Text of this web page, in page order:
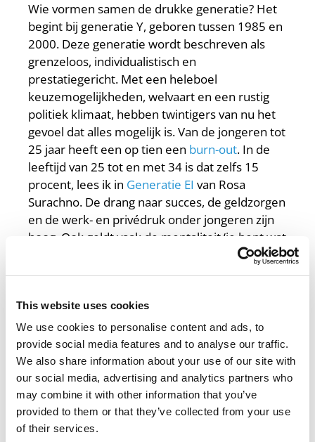
This website uses cookies
We use cookies to personalise content and ads, to
provide social media features and to analyse our traffic.
We also share information about your use of our site with
our social media, advertising and analytics partners who
may combine it with other information that you’ve
provided to them or that they’ve collected from your use
of their services.
Wie vormen samen de drukke generatie? Het
begint bij generatie Y, geboren tussen 1985 en
2000. Deze generatie wordt beschreven als
grenzeloos, individualistisch en
prestatiegericht. Met een heleboel
keuzemogelijkheden, welvaart en een rustig
politiek klimaat, hebben twintigers van nu het
gevoel dat alles mogelijk is. Van de jongeren tot
25 jaar heeft een op tien een burn-out. In de
leeftijd van 25 tot en met 34 is dat zelfs 15
procent, lees ik in Generatie EI van Rosa
Surachno. De drang naar succes, de geldzorgen
en de werk- en privédruk onder jongeren zijn
hoog. Ook geldt vaak de mentaliteit ‘je bent wat
je doet’, met de nadruk op de vorming en
ontplooiing van het individu.All self-made, dus.
Wat we leren van generatie Y?
Nou, een heleboel. We zien nu hoe twintigers
en dertigers worstelen met bepaalde
ontwikkelingen. Als we kijken naar hun
problemen, kunnen we jongere generaties
helpen deze te voorkomen. Als ouder of leraar
kun je binnen de opvoeding of binnen lessen